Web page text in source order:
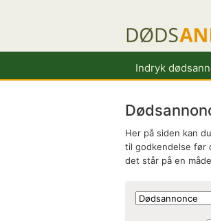
Indryk
Her på siden kan
til godkendelse før
det står på en